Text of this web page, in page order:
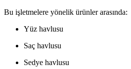
Bu işletmelere yönelik ürünler arasında:
Yüz havlusu
Saç havlusu
Sedye havlusu